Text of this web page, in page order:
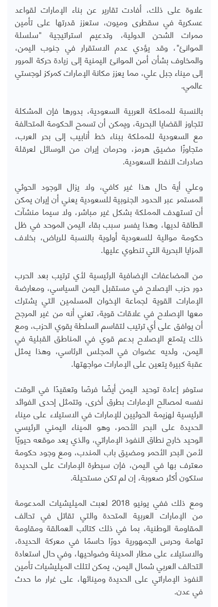
علاوة على ذلك، أفادت تقارير عن بناء الإمارات لقواعد
عسكرية في سقطرى وميون، ستعزز قدرتها على تأمين
ممرات الشحن الدولية، وتدعيم استراتيجية "سلسلة
الموانئ"، وقد يؤدي عدم الاستقرار في جنوب اليمن،
والمخاوف بشأن أمن الموانئ اليمنية إلى زيادة حركة المرور
إلى ميناء جبل علي، مما يعزز مكانة الإمارات كمركز لوجستي
عالمي.
بالنسبة للمملكة العربية السعودية، بدورها فإن المشكلة
تتجاوز القضايا البحرية، ويمكن أن تسمح الحكومة المتحالفة
مع السعودية للمملكة ببناء خط أنابيب إلى بحر العرب،
متجاوزًا مضيق هرمز، وحرمان إيران من الوسائل لعرقلة
صادرات النفط السعودية.
وعلي أية حال هذا غير كافي، ولا يزال الوجود الحوثي
المستمر عبر الحدود الجنوبية للسعودية يعني أن إيران يمكن
أن تستهدف المملكة بشكل غير مباشر، ولا سيما منشآت
الطاقة لديها، وهذا يفسر سبب بقاء اليمن الموحد في ظل
حكومة موالية للسعودية أولوية بالنسبة للرياض، بخلاف
المزايا البحرية التي تنطوي عليها.
من المضاعفات الإضافية الرئيسية لأي ترتيب بعد الحرب
دور حزب الإصلاح في مستقبل اليمن السياسي، ومعارضة
الإمارات القوية لجماعة الإخوان المسلمين التي يشترك
معها الإصلاح في علاقات قوية، تعني أنه من غير المرجح
أن يوافق على أي ترتيب لتقاسم السلطة يقوي الحزب، ومع
ذلك يتمتع الإصلاح بدعم قوي في المناطق القبلية في
اليمن، ولديه عضوان في المجلس الرئاسي، وهذا يمثل
عقبة كبيرة يتعين على الإمارات مواجهتها.
ستوفر إعادة توحيد اليمن أيضًا فرصًا وتعقيدًا في الوقت
نفسه لمصالح الإمارات بطرق أخرى، وتتمثل إحدى الفوائد
الرئيسية لهزيمة الحوثيين للإمارات في الاستيلاء على ميناء
الحديدة على البحر الأحمر، وهو الميناء اليمني الرئيسي
الوحيد خارج نطاق النفوذ الإماراتي، والذي يعد موقعه حيويًا
لأمن البحر الأحمر ومضيق باب المندب، ومع وجود حكومة
معترف بها في اليمن، فإن سيطرة الإمارات على الحديدة
ستكون أكثر صعوبة، إن لم تكن مستحيلة.
ومع ذلك ففي يونيو 2018 لعبت الميليشيات المدعومة
من الإمارات العربية المتحدة والتي تقاتل في تحالف
المقاومة الوطنية، بما في ذلك كتائب العمالقة ومقاومة
تهامة وحرس الجمهورية دورًا حاسمًا في معركة الحديدة،
والاستيلاء على مطار المدينة وضواحيها، وفي حال استعادة
التحالف العربي شمال اليمن، يمكن لتلك الميليشيات تأمين
النفوذ الإماراتي على الحديدة ومينائها، على غرار ما حدث
في عدن.